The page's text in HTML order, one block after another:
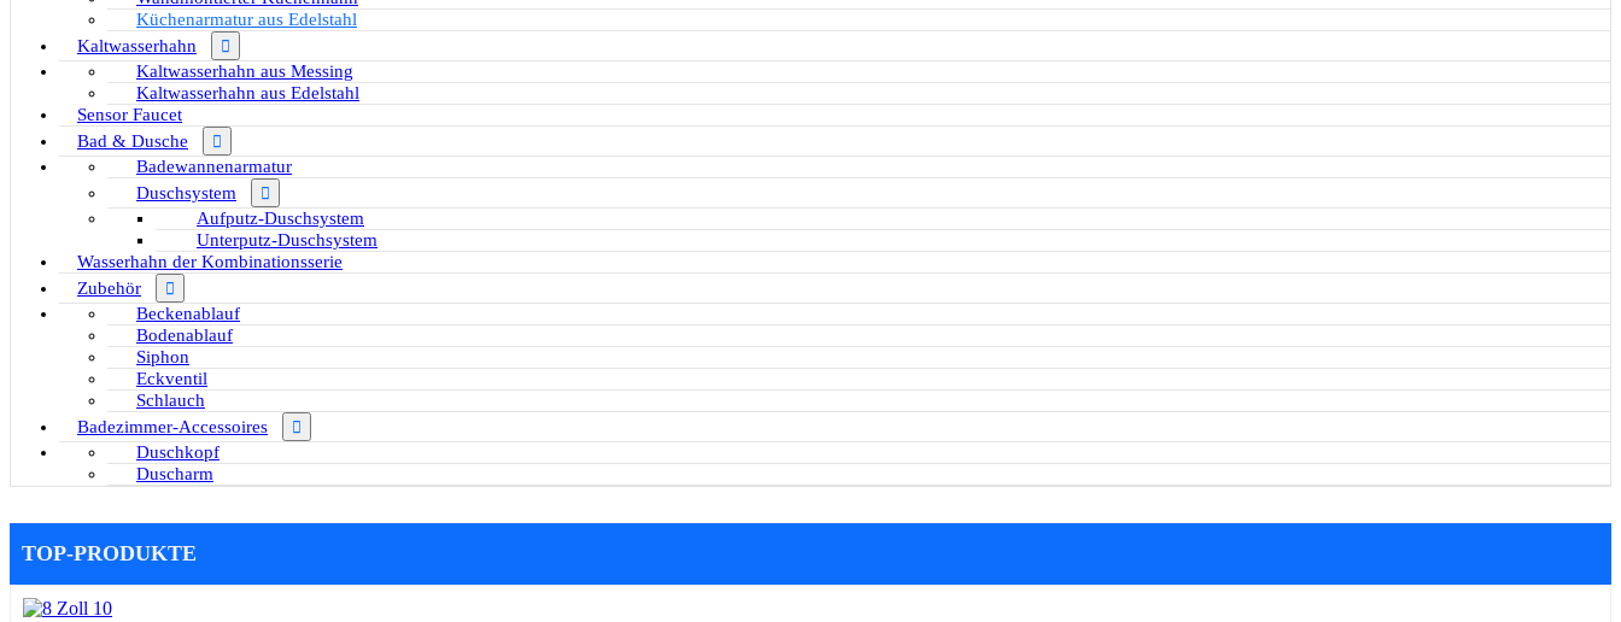
Küchenarmatur aus Edelstahl
Kaltwasserhahn
Kaltwasserhahn aus Messing
Kaltwasserhahn aus Edelstahl
Sensor Faucet
Bad & Dusche
Badewannenarmatur
Duschsystem
Aufputz-Duschsystem
Unterputz-Duschsystem
Wasserhahn der Kombinationsserie
Zubehör
Beckenablauf
Bodenablauf
Siphon
Eckventil
Schlauch
Badezimmer-Accessoires
Duschkopf
Duscharm
TOP-PRODUKTE